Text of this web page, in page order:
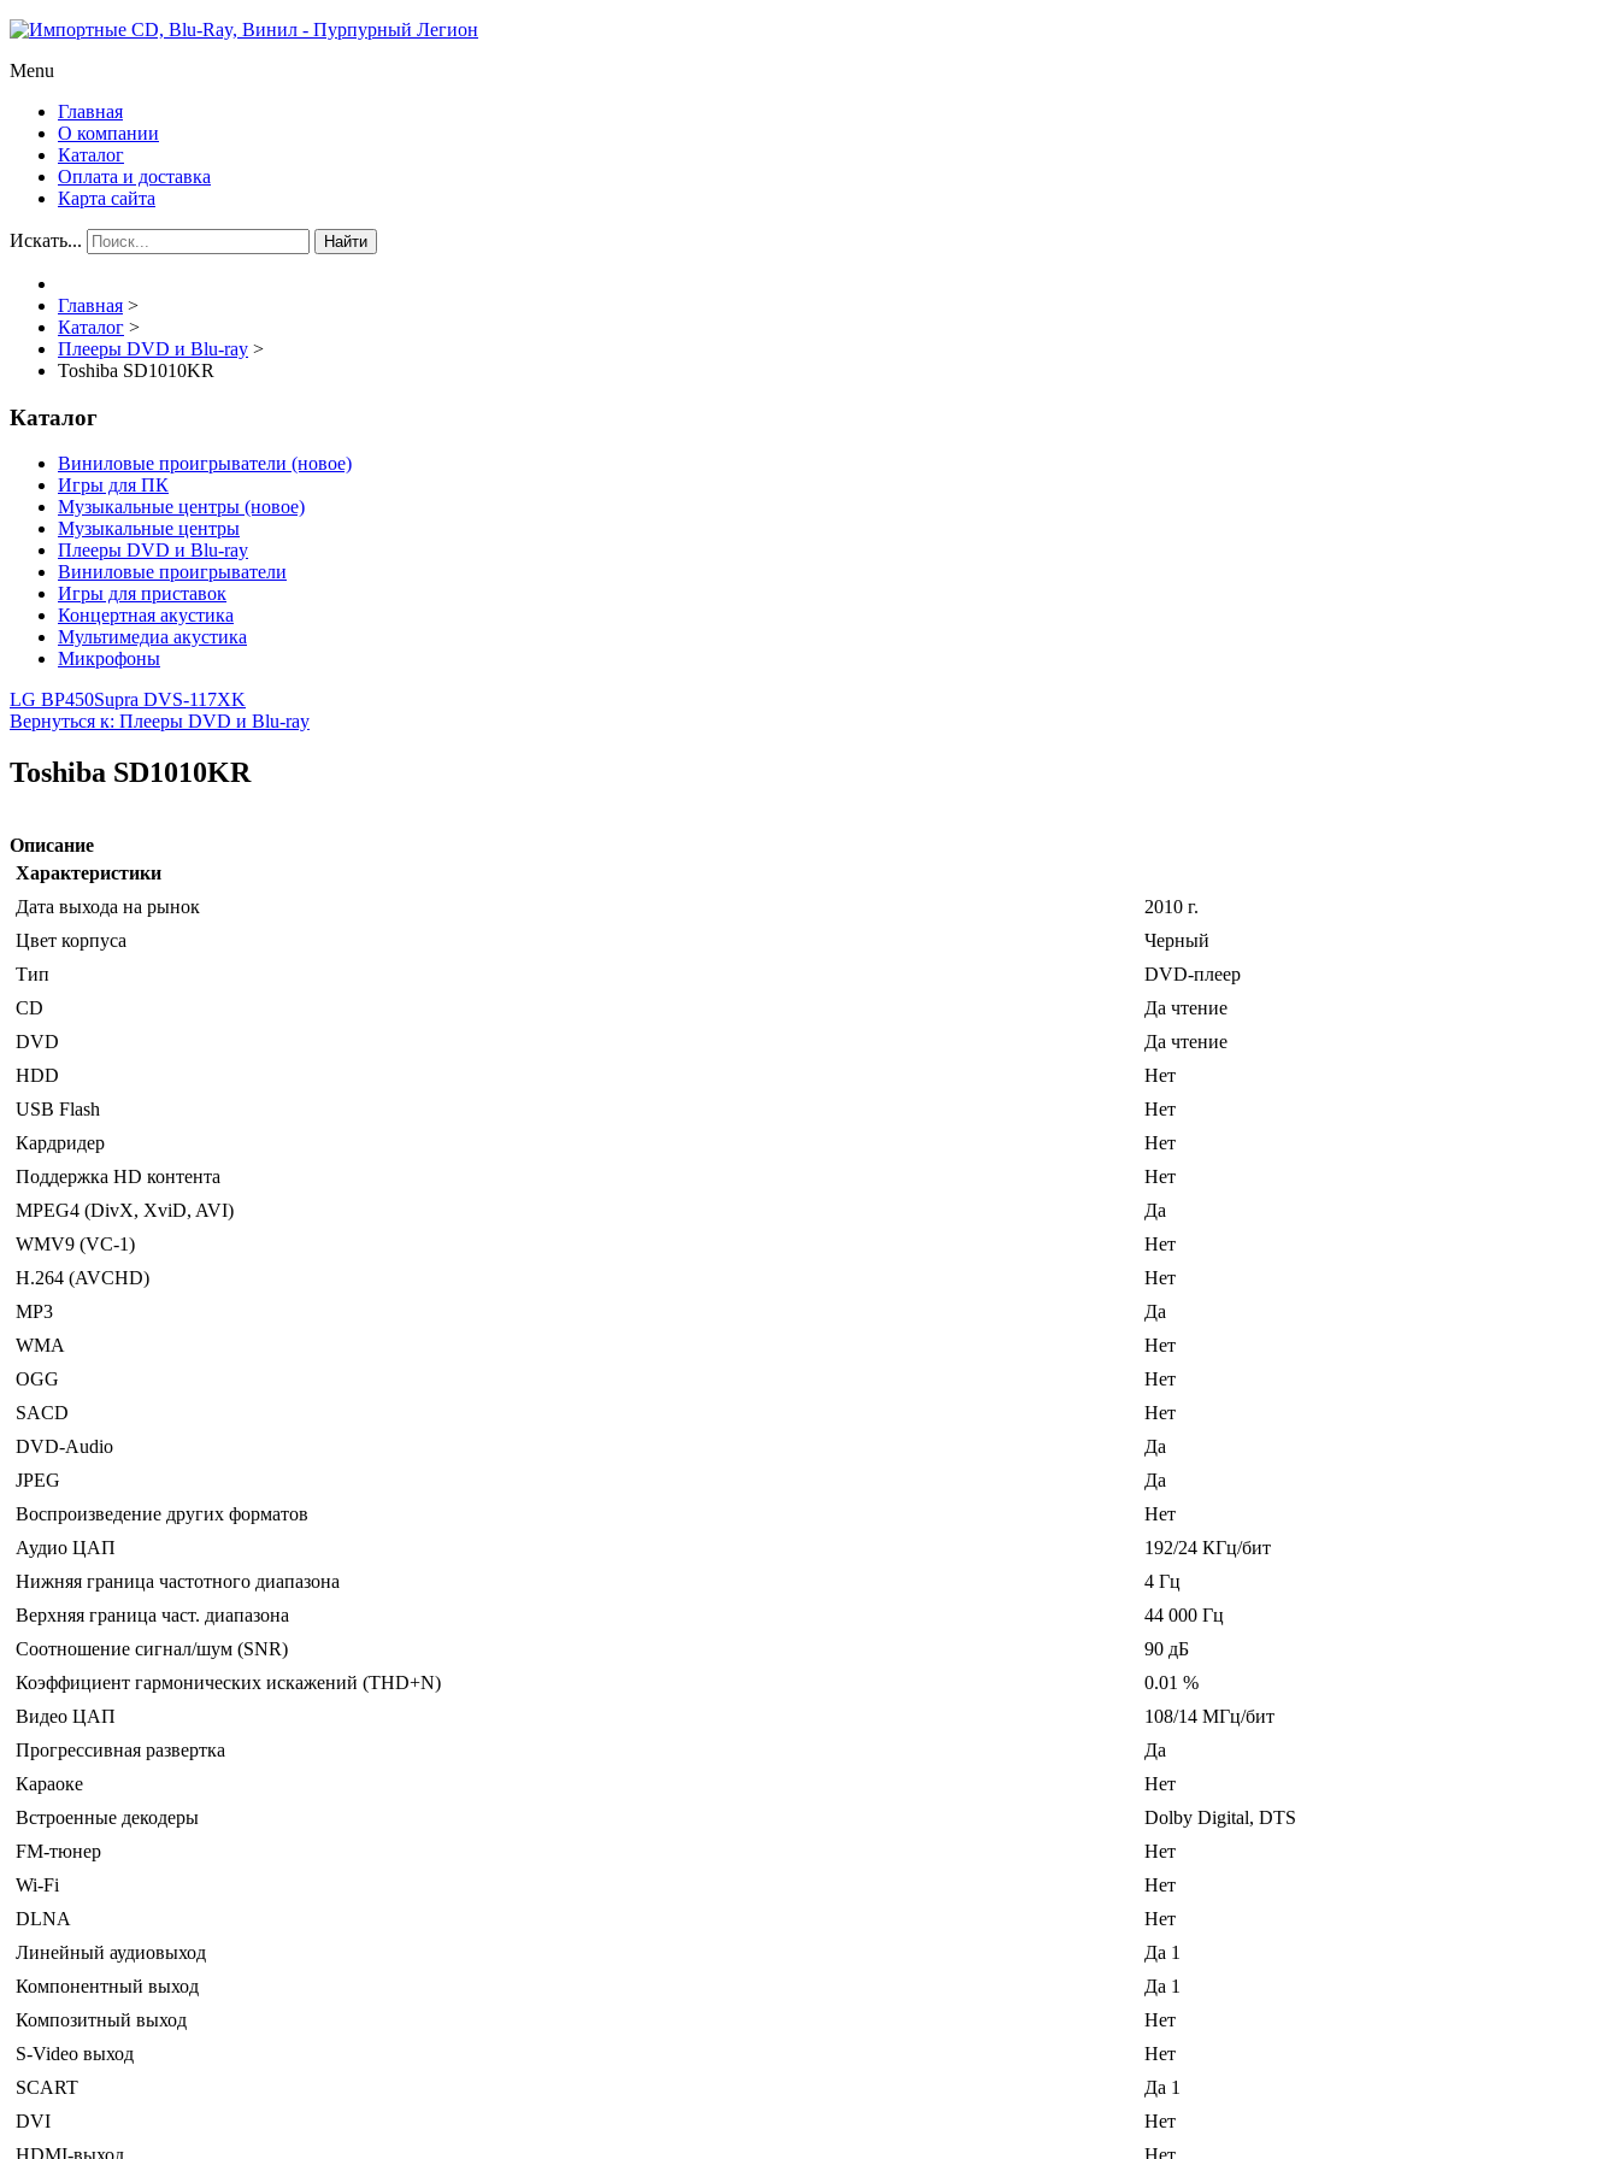
Menu
Главная
О компании
Каталог
Оплата и доставка
Карта сайта
Искать... Найти
Главная >
Каталог >
Плееры DVD и Blu-ray >
Toshiba SD1010KR
Каталог
Виниловые проигрыватели (новое)
Игры для ПК
Музыкальные центры (новое)
Музыкальные центры
Плееры DVD и Blu-ray
Виниловые проигрыватели
Игры для приставок
Концертная акустика
Мультимедиа акустика
Микрофоны
LG BP450Supra DVS-117XK
Вернуться к: Плееры DVD и Blu-ray
Toshiba SD1010KR
Описание
Характеристики
Дата выхода на рынок
2010 г.
Цвет корпуса
Черный
Тип
DVD-плеер
CD
Да чтение
DVD
Да чтение
HDD
Нет
USB Flash
Нет
Кардридер
Нет
Поддержка HD контента
Нет
MPEG4 (DivX, XviD, AVI)
Да
WMV9 (VC-1)
Нет
H.264 (AVCHD)
Нет
MP3
Да
WMA
Нет
OGG
Нет
SACD
Нет
DVD-Audio
Да
JPEG
Да
Воспроизведение других форматов
Нет
Аудио ЦАП
192/24 КГц/бит
Нижняя граница частотного диапазона
4 Гц
Верхняя граница част. диапазона
44 000 Гц
Соотношение сигнал/шум (SNR)
90 дБ
Коэффициент гармонических искажений (THD+N)
0.01 %
Видео ЦАП
108/14 МГц/бит
Прогрессивная развертка
Да
Караоке
Нет
Встроенные декодеры
Dolby Digital, DTS
FM-тюнер
Нет
Wi-Fi
Нет
DLNA
Нет
Линейный аудиовыход
Да 1
Компонентный выход
Да 1
Композитный выход
Нет
S-Video выход
Нет
SCART
Да 1
DVI
Нет